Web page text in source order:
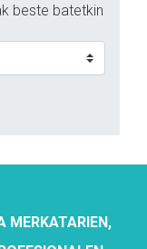
beste batetkin
MERKATARIEN,